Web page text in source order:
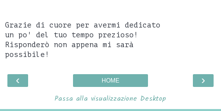
Grazie di cuore per avermi dedicato
un po' del tuo tempo prezioso!
Risponderò non appena mi sarà
possibile!
‹ ›
HOME
Passa alla visualizzazione Desktop